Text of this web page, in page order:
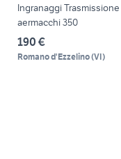
Ingranaggi
aermacchi 350
190 €
Romano d'Ezzelino(VI)